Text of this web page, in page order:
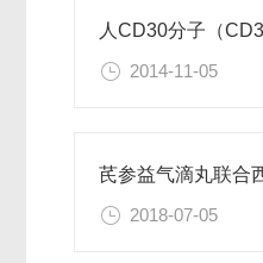
2014-11-05
2018-07-05